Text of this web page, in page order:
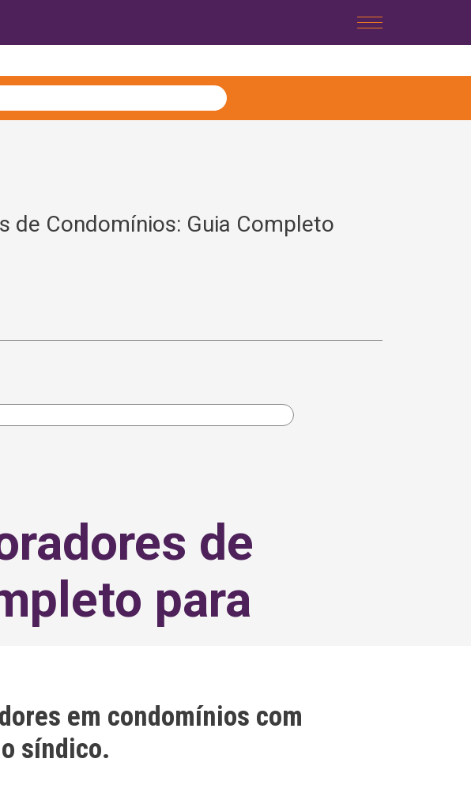
de Condomínios: Guia Completo
de
para
em condomínios com
síndico.